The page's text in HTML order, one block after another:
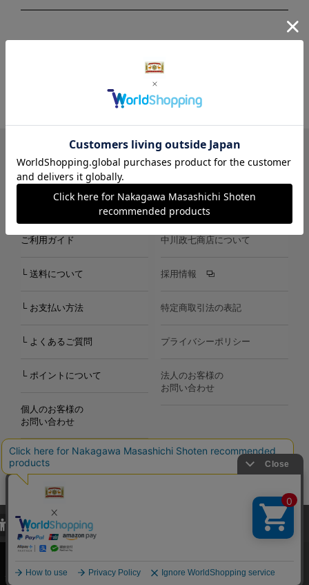
LINE Instagram X Facebook メールマガジン
ご利用ガイド
└ 送料について
└ お支払い方法
└ よくあるご質問
└ ポイントについて
個人のお客様の
お問い合わせ
中川政七商店について
採用情報
特定商取引法の表記
プライバシーポリシー
法人のお客様の
お問い合わせ
Copyright©2000-2026
Nakagawa Masashichi Shoten All Rights Reserved.
当サイトでは、当サイト内における閲覧履歴・属性情報などの取得およ
び利便性向上のためにクッキー（Cookie）を使用いたします。詳細に
関しては「プライバシーポリシー
承諾する